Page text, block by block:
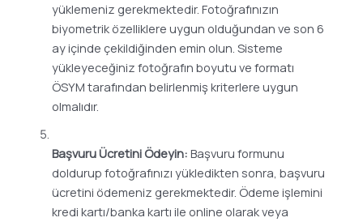
yüklemeniz gerekmektedir. Fotoğrafınızın
biyometrik özelliklere uygun olduğundan ve son 6
ay içinde çekildiğinden emin olun. Sisteme
yükleyeceğiniz fotoğrafın boyutu ve formatı
ÖSYM tarafından belirlenmiş kriterlere uygun
olmalıdır.
Başvuru Ücretini Ödeyin: Başvuru formunu
doldurup fotoğrafınızı yükledikten sonra, başvuru
ücretini ödemeniz gerekmektedir. Ödeme işlemini
kredi kartı/banka kartı ile online olarak veya